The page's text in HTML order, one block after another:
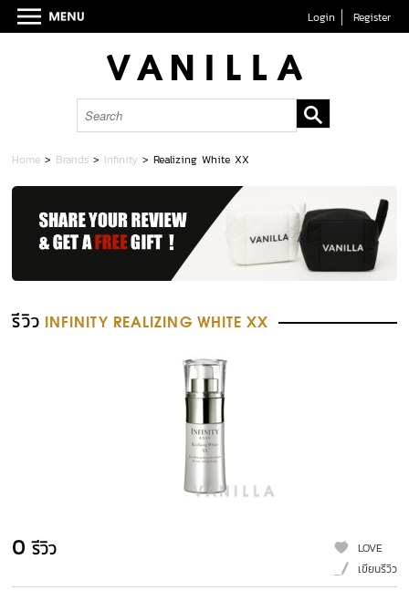
Login Register
Home > Brands > Infinity >Realizing White XX
รีวิว INFINITY REALIZING WHITE XX
0 รีวิว
LOVE
เขียนรีวิว